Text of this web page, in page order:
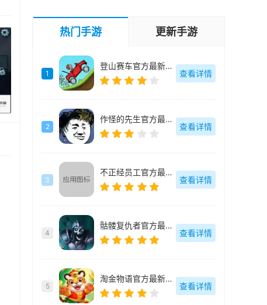
热门手游 更新手游
1
登山赛车官方最新版-1.66.0
查看详情
2
作怪的先生官方最新版-v1.0.0
查看详情
3
不正经员工官方最新版-v1.15
查看详情
4
骷髅复仇者官方最新版-v1.0.7.4
查看详情
5
淘金物语官方最新版-v1.0.4
查看详情